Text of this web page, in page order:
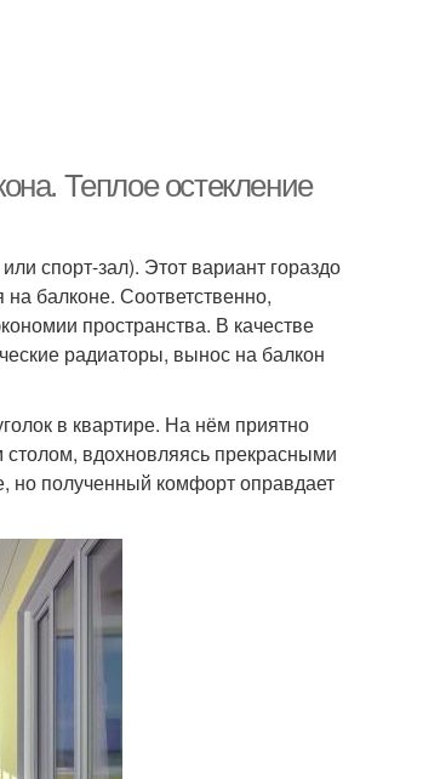
Теплое остекление
спорт-зал). Этот вариант гораздо
балконе. Соответственно,
пространства. В качестве
радиаторы, вынос на балкон
в квартире. На нём приятно
вдохновляясь прекрасными
но полученный комфорт оправдает